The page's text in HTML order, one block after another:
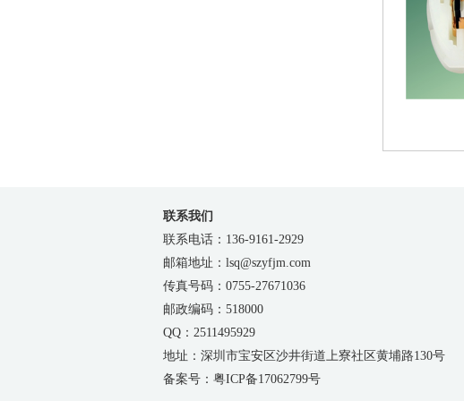
联系我们
联系电话：136-9161-2929
邮箱地址：lsq@szyfjm.com
传真号码：0755-27671036
邮政编码：518000
QQ：2511495929
地址：深圳市宝安区沙井街道上寮社区黄埔路130号
备案号：粤ICP备17062799号